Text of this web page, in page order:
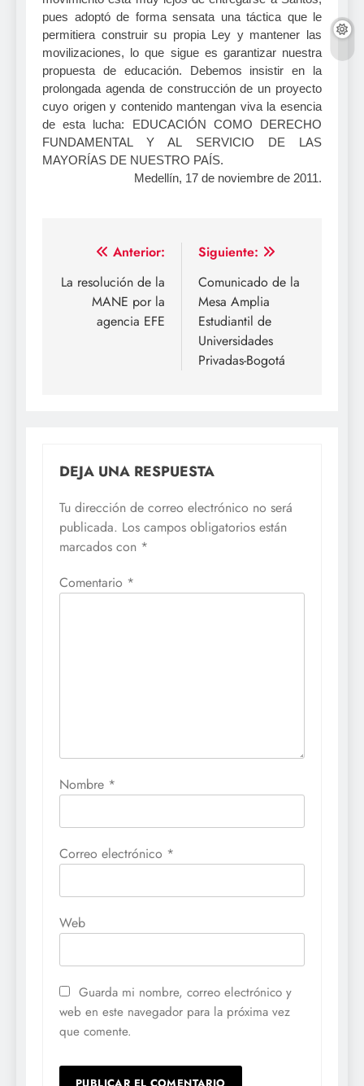
pues adoptó de forma sensata una táctica que le
permitiera construir su propia Ley y mantener las
movilizaciones, lo que sigue es garantizar nuestra
propuesta de educación. Debemos insistir en la
prolongada agenda de construcción de un proyecto
cuyo origen y contenido mantengan viva la esencia
de esta lucha: EDUCACIÓN COMO DERECHO
FUNDAMENTAL Y AL SERVICIO DE LAS
MAYORÍAS DE NUESTRO PAÍS.
Medellín, 17 de noviembre de 2011.
Navegación
de
entradas
Anterior:
La resolución de la
MANE por la
agencia EFE
Siguiente:
Comunicado de la
Mesa Amplia
Estudiantil de
Universidades
Privadas-Bogotá
DEJA UNA RESPUESTA
Tu dirección de correo electrónico no será
publicada. Los campos obligatorios están
marcados con *
Comentario *
Nombre *
Correo electrónico *
Web
Guarda mi nombre, correo electrónico y
web en este navegador para la próxima vez
que comente.